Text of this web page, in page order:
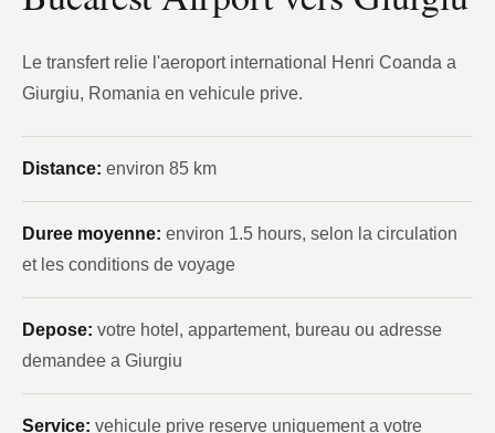
Le transfert relie l'aeroport international Henri Coanda a
Giurgiu, Romania en vehicule prive.
Distance: environ 85 km
Duree moyenne: environ 1.5 hours, selon la circulation
et les conditions de voyage
Depose: votre hotel, appartement, bureau ou adresse
demandee a Giurgiu
Service: vehicule prive reserve uniquement a votre